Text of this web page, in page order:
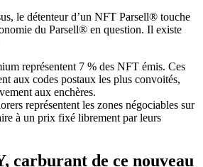
le détenteur d’un NFT Parsell® touche
du Parsell® en question. Il existe
représentent 7 % des NFT émis. Ces
aux codes postaux les plus convoités,
aux enchères.
représentent les zones négociables sur
à un prix fixé librement par leurs
carburant de ce nouveau